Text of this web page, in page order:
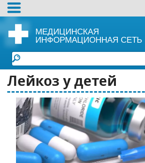
МЕДИЦИНСКАЯ
ИНФОРМАЦИОННАЯ СЕТЬ
Лейкоз у детей